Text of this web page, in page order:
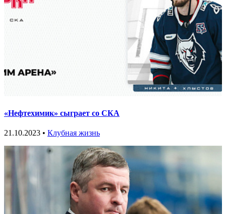
«Нефтехимик» сыграет со СКА
21.10.2023 • Клубная жизнь